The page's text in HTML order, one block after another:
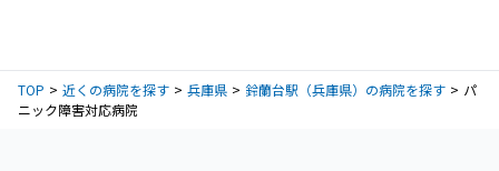
TOP 近くの病院を探す 兵庫県 鈴蘭台駅（兵庫県）の病院を探す
パ
ニック障害対応病院